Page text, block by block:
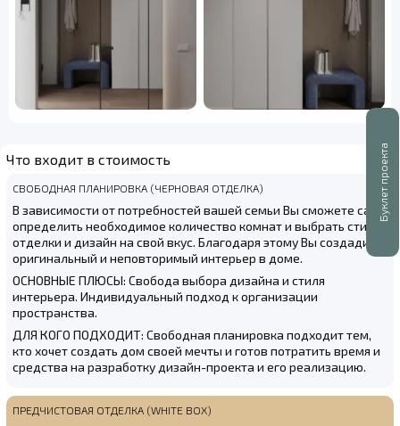
Буклет проекта
Что входит в стоимость
СВОБОДНАЯ ПЛАНИРОВКА (ЧЕРНОВАЯ ОТДЕЛКА)
В зависимости от потребностей вашей семьи Вы сможете сами
определить необходимое количество комнат и выбрать стиль
отделки и дизайн на свой вкус. Благодаря этому Вы создадите
оригинальный и неповторимый интерьер в доме.
ОСНОВНЫЕ ПЛЮСЫ: Свобода выбора дизайна и стиля
интерьера. Индивидуальный подход к организации
пространства.
ДЛЯ КОГО ПОДХОДИТ: Свободная планировка подходит тем,
кто хочет создать дом своей мечты и готов потратить время и
средства на разработку дизайн-проекта и его реализацию.
ПРЕДЧИСТОВАЯ ОТДЕЛКА (WHITE BOX)